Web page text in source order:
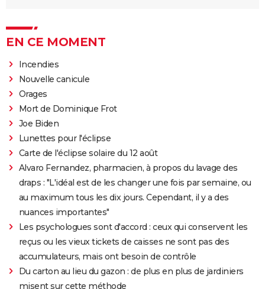
EN CE MOMENT
Incendies
Nouvelle canicule
Orages
Mort de Dominique Frot
Joe Biden
Lunettes pour l'éclipse
Carte de l'éclipse solaire du 12 août
Alvaro Fernandez, pharmacien, à propos du lavage des
draps : "L'idéal est de les changer une fois par semaine, ou
au maximum tous les dix jours. Cependant, il y a des
nuances importantes"
Les psychologues sont d'accord : ceux qui conservent les
reçus ou les vieux tickets de caisses ne sont pas des
accumulateurs, mais ont besoin de contrôle
Du carton au lieu du gazon : de plus en plus de jardiniers
misent sur cette méthode